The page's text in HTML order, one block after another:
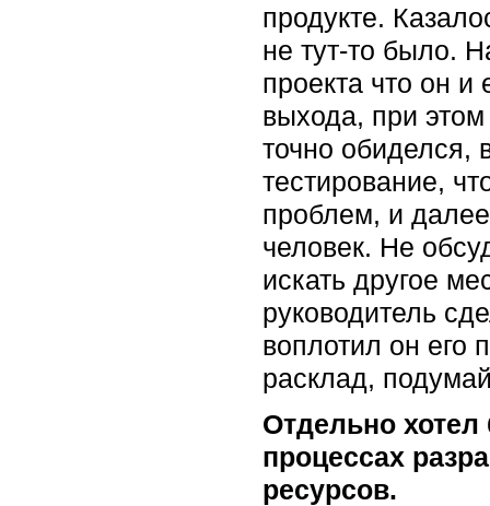
продукте.
не тут-то было.
проекта что он и
выхода, при этом
точно обиделся,
тестирование,
проблем, и
человек. Не
искать другое
руководитель
воплотил он его
расклад,
Отдельно
процессах
ресурсов.